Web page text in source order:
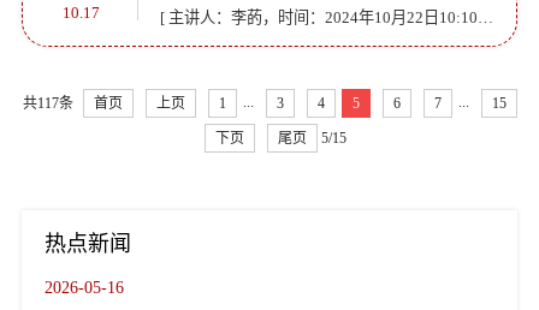
10.17 [ 主讲人：李菂，时间：2024年10月22日10:10-11:00]
共117条 首页 上页 1 ... 3 4 5 6 7 ... 15
下页 尾页 5/15
热点新闻
2026-05-16